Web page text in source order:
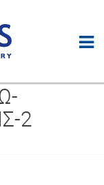
2